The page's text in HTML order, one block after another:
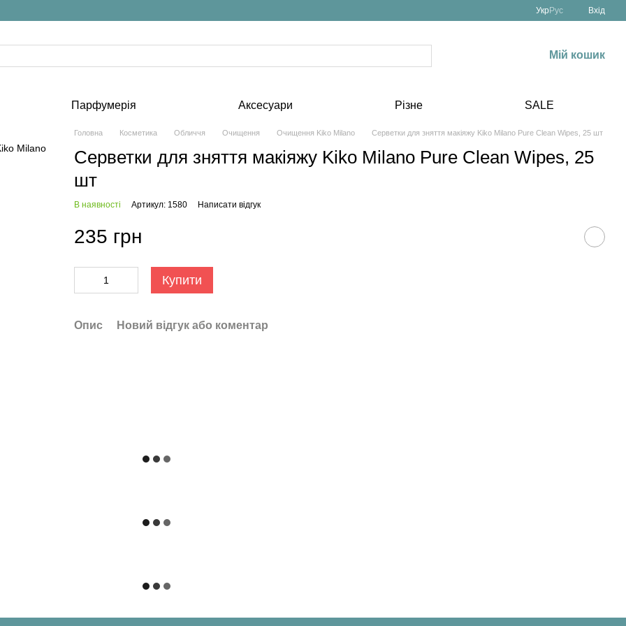
Укр Рус Вхід
Мій кошик
Парфумерія Аксесуари Різне SALE
Головна Косметика Обличчя Очищення Очищення Kiko Milano Серветки для зняття макіяжу Kiko Milano Pure Clean Wipes, 25 шт
Серветки для зняття макіяжу Kiko Milano Pure Clean Wipes, 25
шт
В наявності Артикул: 1580 Написати відгук
235 грн
Купити
Опис Новий відгук або коментар